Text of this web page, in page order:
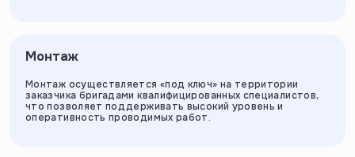
Монтаж
Монтаж осуществляется «под ключ» на территории
заказчика бригадами квалифицированных специалистов,
что позволяет поддерживать высокий уровень и
оперативность проводимых работ.